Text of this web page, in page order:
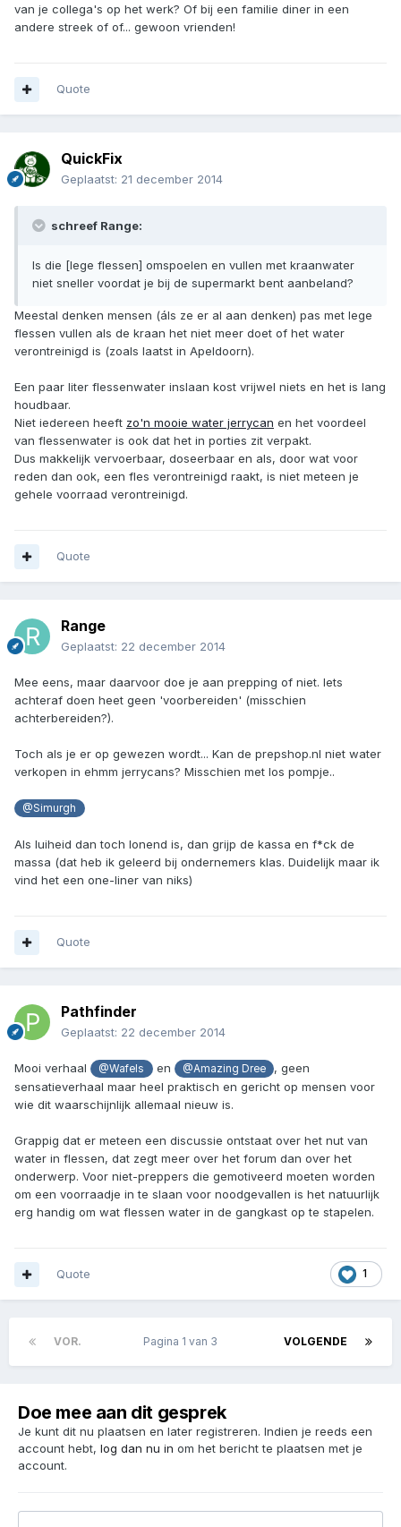
van je collega's op het werk? Of bij een familie diner in een
andere streek of of... gewoon vrienden!
Quote
QuickFix
Geplaatst: 21 december 2014
schreef Range:
Is die [lege flessen] omspoelen en vullen met kraanwater
niet sneller voordat je bij de supermarkt bent aanbeland?
Meestal denken mensen (áls ze er al aan denken) pas met lege
flessen vullen als de kraan het niet meer doet of het water
verontreinigd is (zoals laatst in Apeldoorn).
Een paar liter flessenwater inslaan kost vrijwel niets en het is lang
houdbaar.
Niet iedereen heeft zo'n mooie water jerrycan en het voordeel
van flessenwater is ook dat het in porties zit verpakt.
Dus makkelijk vervoerbaar, doseerbaar en als, door wat voor
reden dan ook, een fles verontreinigd raakt, is niet meteen je
gehele voorraad verontreinigd.
Quote
Range
Geplaatst: 22 december 2014
Mee eens, maar daarvoor doe je aan prepping of niet. Iets
achteraf doen heet geen 'voorbereiden' (misschien
achterbereiden?).
Toch als je er op gewezen wordt... Kan de prepshop.nl niet water
verkopen in ehmm jerrycans? Misschien met los pompje..
@Simurgh
Als luiheid dan toch lonend is, dan grijp de kassa en f*ck de
massa (dat heb ik geleerd bij ondernemers klas. Duidelijk maar ik
vind het een one-liner van niks)
Quote
Pathfinder
Geplaatst: 22 december 2014
Mooi verhaal @Wafels en @Amazing Dree
, geen
sensatieverhaal maar heel praktisch en gericht op mensen voor
wie dit waarschijnlijk allemaal nieuw is.
Grappig dat er meteen een discussie ontstaat over het nut van
water in flessen, dat zegt meer over het forum dan over het
onderwerp. Voor niet-preppers die gemotiveerd moeten worden
om een voorraadje in te slaan voor noodgevallen is het natuurlijk
erg handig om wat flessen water in de gangkast op te stapelen.
1
Quote
VOR. VOLGENDE
Pagina 1 van 3
Doe mee aan dit gesprek
Je kunt dit nu plaatsen en later registreren. Indien je reeds een
account hebt, log dan nu in om het bericht te plaatsen met je
account.